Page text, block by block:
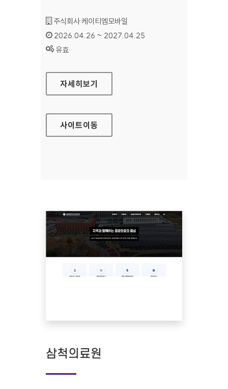
기관명 :
주식회사 케이티엠모바일
인증기간 :
2026.04.26 ~ 2027.04.25
상태 :
유효
KT M MOBILE 다이렉트몰
자세히보기
사이트이동
삼척의료원